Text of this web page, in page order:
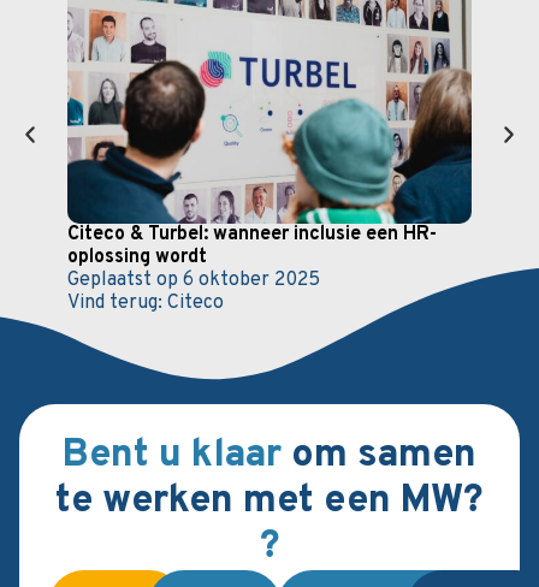
Citeco & Turbel: wanneer inclusie een HR-
oplossing wordt
Geplaatst op 6 oktober 2025
Vind terug: Citeco
Bent u klaar om samen
te werken met een MW?
?